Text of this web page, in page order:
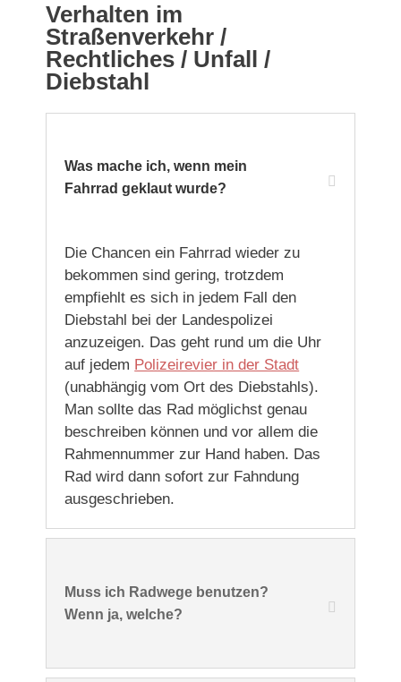
Verhalten im
Straßenverkehr /
Rechtliches / Unfall /
Diebstahl
Was mache ich, wenn mein
Fahrrad geklaut wurde?
Die Chancen ein Fahrrad wieder zu
bekommen sind gering, trotzdem
empfiehlt es sich in jedem Fall den
Diebstahl bei der Landespolizei
anzuzeigen. Das geht rund um die Uhr
auf jedem Polizeirevier in der Stadt
(unabhängig vom Ort des Diebstahls).
Man sollte das Rad möglichst genau
beschreiben können und vor allem die
Rahmennummer zur Hand haben. Das
Rad wird dann sofort zur Fahndung
ausgeschrieben.
Muss ich Radwege benutzen?
Wenn ja, welche?